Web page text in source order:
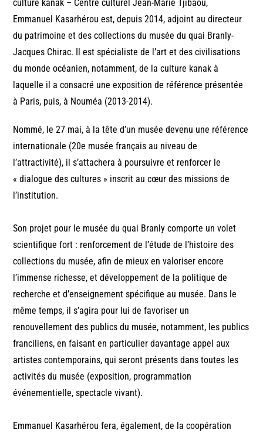
culture kanak – Centre culturel Jean-Marie Tjibaou,
Emmanuel Kasarhérou est, depuis 2014, adjoint au directeur
du patrimoine et des collections du musée du quai Branly-
Jacques Chirac. Il est spécialiste de l’art et des civilisations
du monde océanien, notamment, de la culture kanak à
laquelle il a consacré une exposition de référence présentée
à Paris, puis, à Nouméa (2013-2014).
Nommé, le 27 mai, à la tête d’un musée devenu une référence
internationale (20e musée français au niveau de
l’attractivité), il s’attachera à poursuivre et renforcer le
« dialogue des cultures » inscrit au cœur des missions de
l’institution.
Son projet pour le musée du quai Branly comporte un volet
scientifique fort : renforcement de l’étude de l’histoire des
collections du musée, afin de mieux en valoriser encore
l’immense richesse, et développement de la politique de
recherche et d’enseignement spécifique au musée. Dans le
même temps, il s’agira pour lui de favoriser un
renouvellement des publics du musée, notamment, les publics
franciliens, en faisant en particulier davantage appel aux
artistes contemporains, qui seront présents dans toutes les
activités du musée (exposition, programmation
événementielle, spectacle vivant).
Emmanuel Kasarhérou fera, également, de la coopération